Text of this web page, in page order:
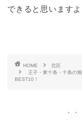
できると思いますよ
HOME
北区
王子・東十条・十条の
BEST10！